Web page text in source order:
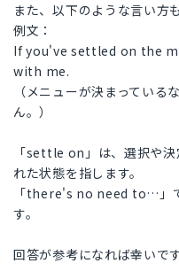
また、以下のような言い方
例文：
If you've settled on the
with me.
（メニューが決まってい
ん。）
「settle on」は、選択や
れた状態を指します。
「there's no need to…」
す。
回答が参考になれば幸いで